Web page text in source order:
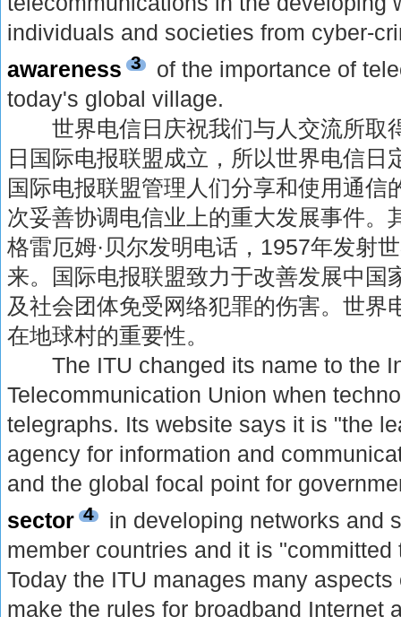
individuals and societies from cyber-
awareness 3
of the importance of
today's global village.
世界电信日庆祝我们与人交流所取
日国际电报联盟成立，所以世界电信日
国际电报联盟管理人们分享和使用通信
次妥善协调电信业上的重大发展事件。
格雷厄姆·贝尔发明电话，1957年发射
来。国际电报联盟致力于改善发展中国
及社会团体免受网络犯罪的伤害。世界
在地球村的重要性。
The ITU changed its name to the
Telecommunication Union when
telegraphs. Its website says it is "the
agency for information and
and the global focal point for
sector 4
in developing networks and
member countries and it is
Today the ITU manages many
make the rules for broadband Internet